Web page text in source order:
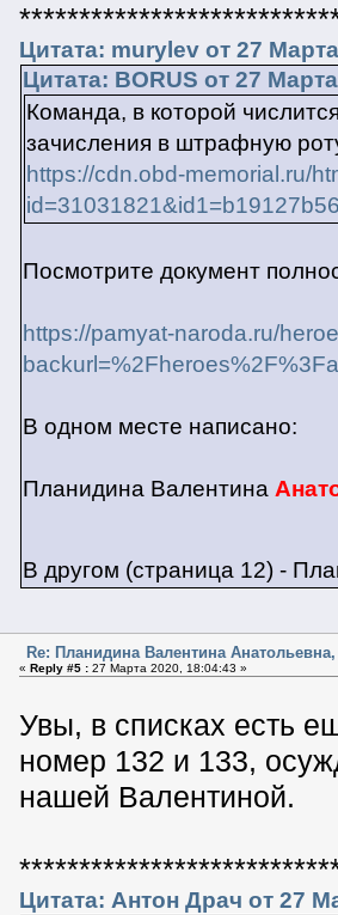
Цитата: murylev от 27
Цитата: BORUS от 27
Команда, в которой
зачисления в штрафную
https://cdn.obd-memorial.ru/
Посмотрите документ
https://pamyat-naroda.ru/
В одном месте написано:
Планидина Валентина
В другом (страница 12) -
Re: Планидина Валентина Анатольевна,
« Reply #5 :27 Марта 2020, 18:04:43 »
Увы, в списках есть
номер 132 и 133,
нашей Валентиной.
Цитата: Антон Драч от 27